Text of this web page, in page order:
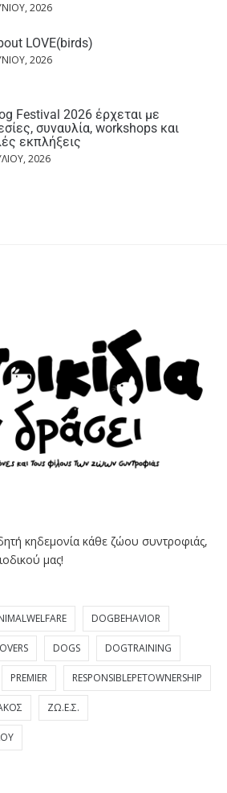
2026
LOVE(birds)
2026
Festival 2026 έρχεται με
συναυλία, workshops και
εκπλήξεις
2026
κηδεμονία κάθε ζώου συντροφιάς,
μας!
DOGBEHAVIOR
DOGS DOGTRAINING
PREMIER RESPONSIBLEPETOWNERSHIP
ΖΩ.Ε.Σ.